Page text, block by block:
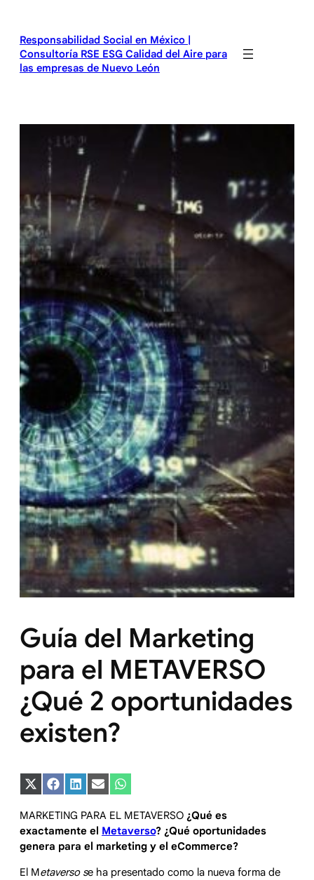
contenido
Responsabilidad Social en México |
Consultoría RSE ESG Calidad del Aire para
las empresas de Nuevo León
Guía del Marketing
para el METAVERSO
¿Qué 2 oportunidades
existen?
Compartir
en
(Twitter)
Compartir
en
Compartir
en
Compartir
en
Compartir
en
MARKETING PARA EL METAVERSO ¿Qué es
exactamente el Metaverso? ¿Qué oportunidades
genera para el marketing y el eCommerce?
El Metaverso se ha presentado como la nueva forma de